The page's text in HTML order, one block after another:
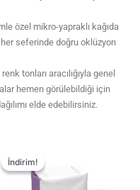
özel mikro-yapraklı kağıda
seferinde doğru oklüzyon
tonları aracılığıyla genel
hemen görülebildiği için
elde edebilirsiniz.
İndirim!
İndirim!